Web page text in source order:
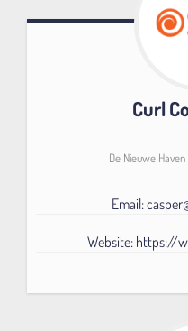
Curl
De Nieuwe
Email:
Website: https://